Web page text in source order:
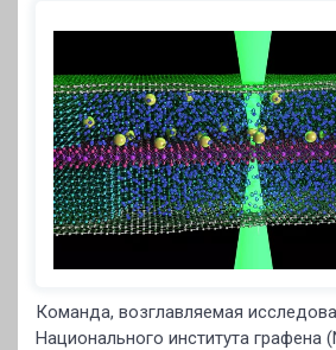
Команда, возглавляемая
Национального института графена